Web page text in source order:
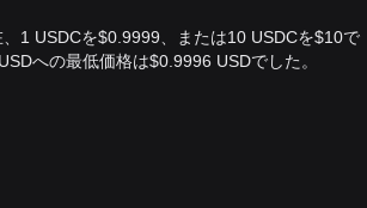
1 USDCを$0.9999、または10 USDCを$10で
への最低価格は$0.9996 USDでした。